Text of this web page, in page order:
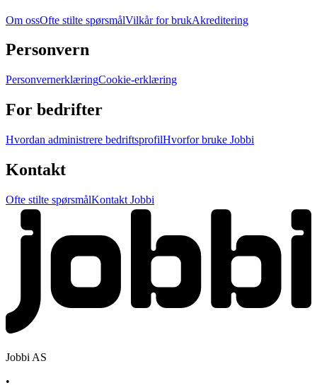
Om ossOfte stilte spørsmålVilkår for brukAkreditering
Personvern
PersonvernerklæringCookie-erklæring
For bedrifter
Hvordan administrere bedriftsprofilHvorfor bruke Jobbi
Kontakt
Ofte stilte spørsmålKontakt Jobbi
Jobbi AS
•